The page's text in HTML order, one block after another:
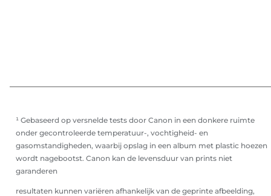
¹ Gebaseerd op versnelde tests door Canon in een donkere ruimte
onder gecontroleerde temperatuur-, vochtigheid- en
gasomstandigheden, waarbij opslag in een album met plastic hoezen
wordt nagebootst. Canon kan de levensduur van prints niet
garanderen
resultaten kunnen variëren afhankelijk van de geprinte afbeelding,